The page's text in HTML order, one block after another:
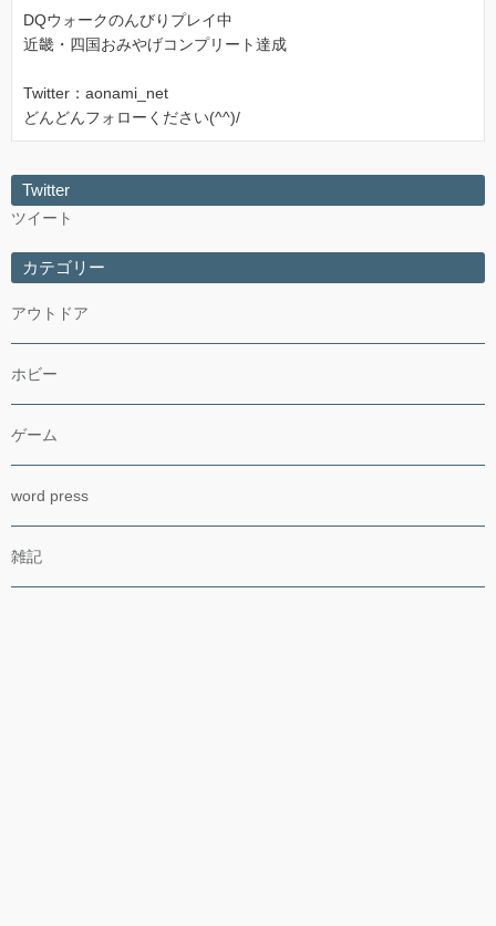
DQウォークのんびりプレイ中
近畿・四国おみやげコンプリート達成
Twitter：aonami_net
どんどんフォローください(^^)/
Twitter
ツイート
カテゴリー
アウトドア
ホビー
ゲーム
word press
雑記